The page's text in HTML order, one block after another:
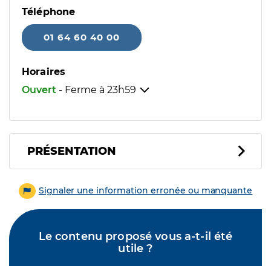
Téléphone
01 64 60 40 00
Horaires
Ouvert - Ferme à 23h59
PRÉSENTATION
Signaler une information erronée ou manquante
Le contenu proposé vous a-t-il été
utile ?